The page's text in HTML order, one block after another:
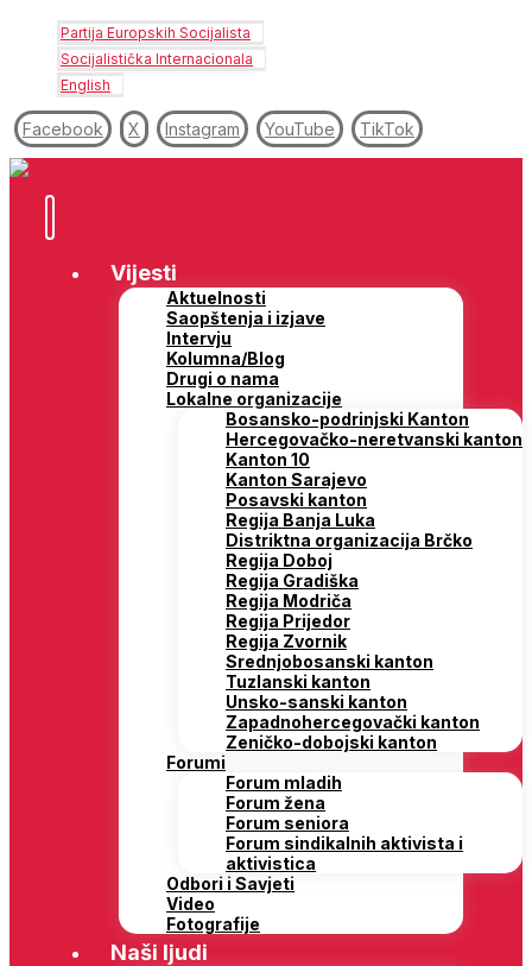
Partija Europskih Socijalista
Socijalistička Internacionala
English
Facebook X Instagram YouTube TikTok
Vijesti
Aktuelnosti
Saopštenja i izjave
Intervju
Kolumna/Blog
Drugi o nama
Lokalne organizacije
Bosansko-podrinjski Kanton
Hercegovačko-neretvanski kanton
Kanton 10
Kanton Sarajevo
Posavski kanton
Regija Banja Luka
Distriktna organizacija Brčko
Regija Doboj
Regija Gradiška
Regija Modriča
Regija Prijedor
Regija Zvornik
Srednjobosanski kanton
Tuzlanski kanton
Unsko-sanski kanton
Zapadnohercegovački kanton
Zeničko-dobojski kanton
Forumi
Forum mladih
Forum žena
Forum seniora
Forum sindikalnih aktivista i
aktivistica
Odbori i Savjeti
Video
Fotografije
Naši ljudi